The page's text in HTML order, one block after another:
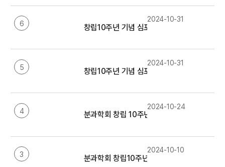
6 창립10주년 기념 심포지엄 - 약업신문
2024-10-31
5 창립10주년 기념 심포지엄 - 약사공론
2024-10-31
4 분과학회 창립 10주년 기념 우표
2024-10-24
3 분과학회 창립10주년 기념 심포지엄 안내
2024-10-10